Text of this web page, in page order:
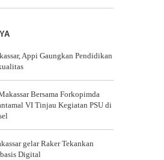
Appi Gaungkan Pendidikan
Bersama Forkopimda
VI Tinjau Kegiatan PSU di
gelar Raker Tekankan
Digital